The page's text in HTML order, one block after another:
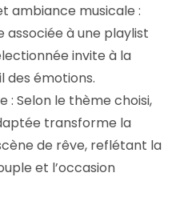
ambiance musicale :
associée à une playlist
invite à la
des émotions.
: Selon le thème choisi,
transforme la
de rêve, reflétant la
et l’occasion